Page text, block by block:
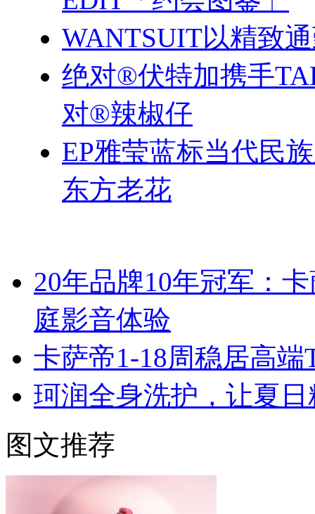
WANTSUIT以精致
绝对®伏特加携手
对®辣椒仔
EP雅莹蓝标当代民
东方老花
20年品牌10年冠军：
庭影音体验
卡萨帝1-18周稳居高
珂润全身洗护，让夏
图文推荐